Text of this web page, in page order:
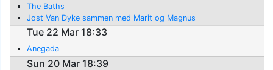
The Baths
Jost Van Dyke sammen med Marit og Magnus
Tue 22 Mar 18:33
Anegada
Sun 20 Mar 18:39